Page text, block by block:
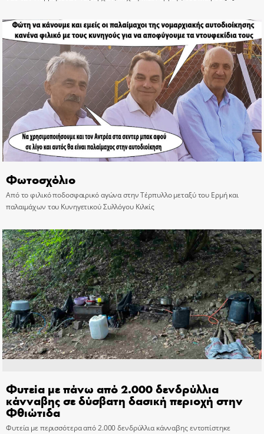
Φωτοσχόλιο
Από το φιλικό ποδοσφαιρικό αγώνα στην Τέρπυλλο μεταξύ του Ερμή και
παλαιμάχων του Κυνηγετικού Συλλόγου Κιλκίς
Φυτεία με πάνω από 2.000 δενδρύλλια
κάνναβης σε δύσβατη δασική περιοχή στην
Φθιώτιδα
Φυτεία με περισσότερα από 2.000 δενδρύλλια κάνναβης εντοπίστηκε